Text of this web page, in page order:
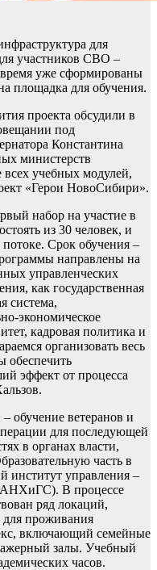
для
участников СВО –
уже сформированы
площадка для обучения.
проекта обсудили в
под
Константина
министерств
всех учебных модулей,
«Герои НовоСибири».
набор на участие в
из 30 человек, и
потоке. Срок обучения –
направлены на
управленческих
как государственная
система,
экономическое
кадровая политика и
организовать весь
обеспечить
эффект от процесса
обучение ветеранов и
для последующей
в органах власти,
часть в
институт управления –
В процессе
ряд локаций,
для проживания
включающий семейные
залы. Учебный
часов.